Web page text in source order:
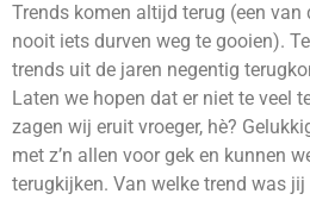
Trends komen altijd terug (een van
nooit iets durven weg te gooien).
trends uit de jaren negentig
Laten we hopen dat er niet te veel
zagen wij eruit vroeger, hè?
met z’n allen voor gek en kunnen
terugkijken. Van welke trend was